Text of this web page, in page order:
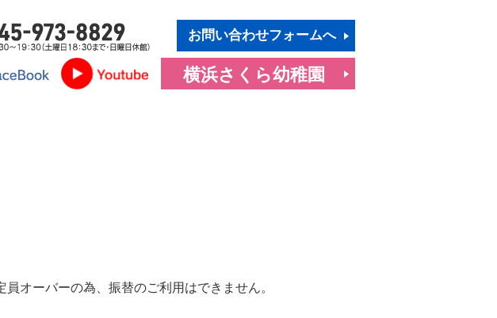
お問い合わせフォームへ
横浜さくら幼稚園
オーバーの為、振替のご利用はできません。